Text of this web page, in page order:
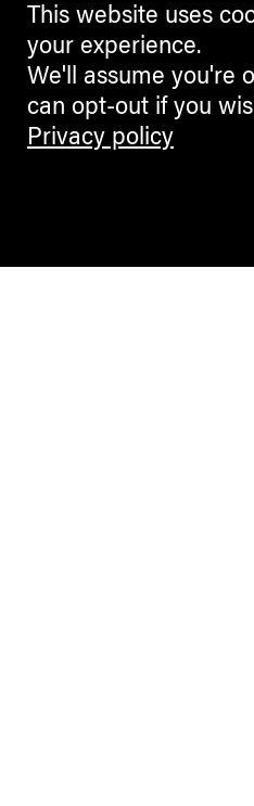
This website uses
your experience.
We'll assume you're
can opt-out if you
Privacy policy